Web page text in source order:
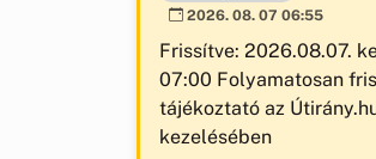
2026. 08. 07 06:55
Frissítve: 2026.08.07.
07:00 Folyamatosan
tájékoztató az
kezelésében